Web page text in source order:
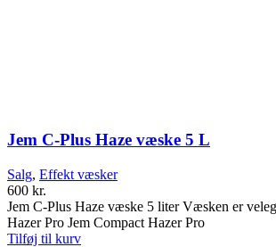
Jem C-Plus Haze væske 5 L
Salg, Effekt væsker
600 kr.
Jem C-Plus Haze væske 5 liter Væsken er
Hazer Pro Jem Compact Hazer Pro
Tilføj til kurv